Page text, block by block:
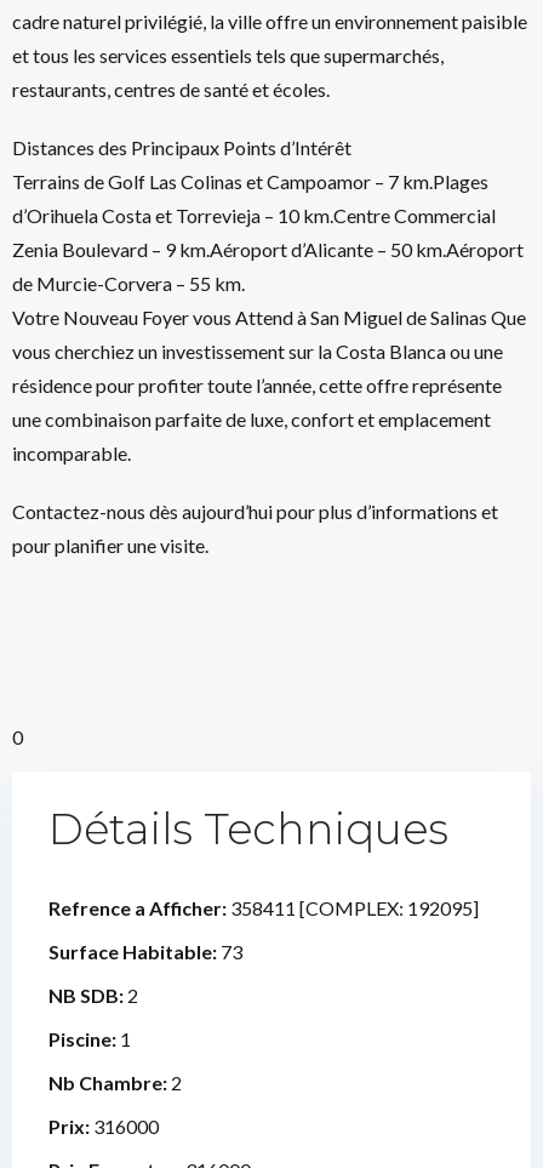
cadre naturel privilégié, la ville offre un environnement paisible
et tous les services essentiels tels que supermarchés,
restaurants, centres de santé et écoles.
Distances des Principaux Points d’Intérêt
Terrains de Golf Las Colinas et Campoamor – 7 km.Plages
d’Orihuela Costa et Torrevieja – 10 km.Centre Commercial
Zenia Boulevard – 9 km.Aéroport d’Alicante – 50 km.Aéroport
de Murcie-Corvera – 55 km.
Votre Nouveau Foyer vous Attend à San Miguel de Salinas Que
vous cherchiez un investissement sur la Costa Blanca ou une
résidence pour profiter toute l’année, cette offre représente
une combinaison parfaite de luxe, confort et emplacement
incomparable.
Contactez-nous dès aujourd’hui pour plus d’informations et
pour planifier une visite.
0
Détails Techniques
Refrence a Afficher: 358411 [COMPLEX: 192095]
Surface Habitable: 73
NB SDB: 2
Piscine: 1
Nb Chambre: 2
Prix: 316000